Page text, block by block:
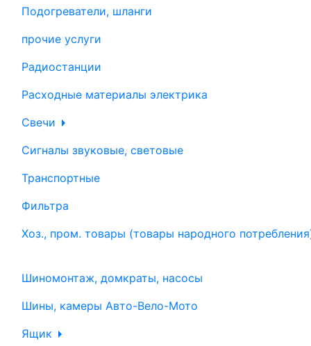
Подогреватели, шланги
прочие услуги
Радиостанции
Расходные материалы электрика
Свечи
Сигналы звуковые, световые
Транспортные
Фильтра
Хоз., пром. товары (товары народного
Шиномонтаж, домкраты, насосы
Шины, камеры Авто-Вело-Мото
Ящик